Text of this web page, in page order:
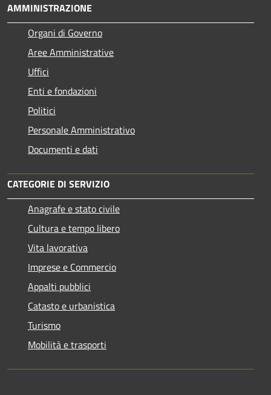
AMMINISTRAZIONE
Organi di Governo
Aree Amministrative
Uffici
Enti e fondazioni
Politici
Personale Amministrativo
Documenti e dati
CATEGORIE DI SERVIZIO
Anagrafe e stato civile
Cultura e tempo libero
Vita lavorativa
Imprese e Commercio
Appalti pubblici
Catasto e urbanistica
Turismo
Mobilità e trasporti